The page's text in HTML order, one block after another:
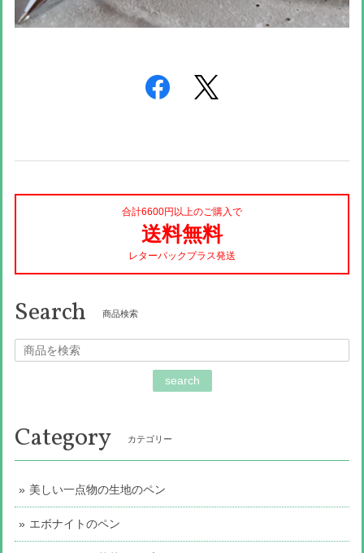
合計6600円以上のご購入で
送料無料
レターパックプラス発送
Search 商品検索
search
Category カテゴリー
美しい一点物の生地のペン
エボナイトのペン